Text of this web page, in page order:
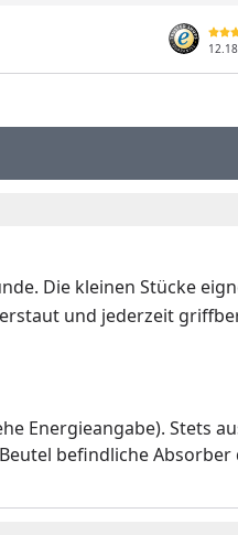
Die kleinen Stücke
und jederzeit
Energieangabe). Stets
befindliche